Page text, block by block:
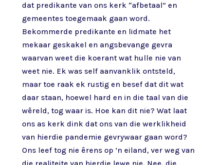
dat predikante van ons kerk “afbetaal” en
gemeentes toegemaak gaan word.
Bekommerde predikante en lidmate het
mekaar geskakel en angsbevange gevra
waarvan weet die koerant wat hulle nie van
weet nie. Ek was self aanvanklik ontsteld,
maar toe raak ek rustig en besef dat dit wat
daar staan, hoewel hard en in die taal van die
wêreld, tog waar is. Hoe kan dit nie? Wat laat
ons as kerk dink dat ons van die werklikheid
van hierdie pandemie gevrywaar gaan word?
Ons leef tog nie êrens op ’n eiland, ver weg van